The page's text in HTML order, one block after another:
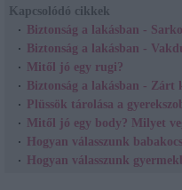
Kapcsolódó cikkek
Biztonság a lakásban -
Biztonság a lakásban -
Mitől jó egy rugi?
Biztonság a lakásban - Zárt
Plüssök tárolása a
Mitől jó egy body? Milyet
Hogyan válasszunk
Hogyan válasszunk